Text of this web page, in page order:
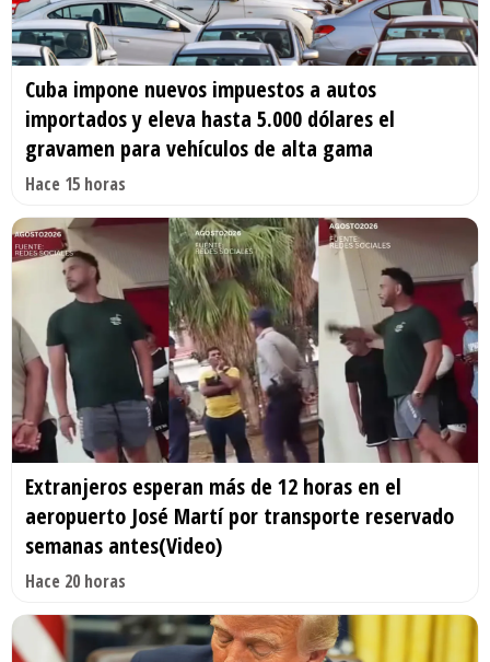
Cuba impone nuevos impuestos a autos
importados y eleva hasta 5.000 dólares el
gravamen para vehículos de alta gama
Hace 15 horas
Extranjeros esperan más de 12 horas en el
aeropuerto José Martí por transporte reservado
semanas antes(Video)
Hace 20 horas